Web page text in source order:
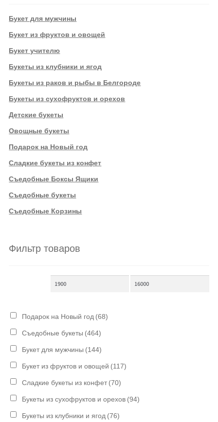
Букет для мужчины
Букет из фруктов и овощей
Букет учителю
Букеты из клубники и ягод
Букеты из раков и рыбы в Белгороде
Букеты из сухофруктов и орехов
Детские букеты
Овощные букеты
Подарок на Новый год
Сладкие букеты из конфет
Съедобные Боксы Ящики
Съедобные букеты
Съедобные Корзины
Фильтр товаров
Подарок на Новый год (68)
Съедобные букеты (464)
Букет для мужчины (144)
Букет из фруктов и овощей (117)
Сладкие букеты из конфет (70)
Букеты из сухофруктов и орехов (94)
Букеты из клубники и ягод (76)